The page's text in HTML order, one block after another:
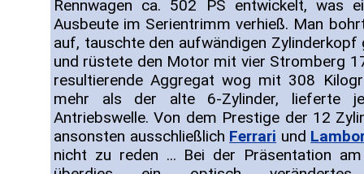
Rennwagen ca. 502 PS entwickelt, was
Ausbeute im Serientrimm verhieß. Man
auf, tauschte den aufwändigen
und rüstete den Motor mit vier Stromberg
resultierende Aggregat wog mit 308
mehr als der alte 6-Zylinder, lieferte
Antriebswelle. Von dem Prestige der 12
ansonsten ausschließlich Ferrari und
nicht zu reden ... Bei der Präsentation